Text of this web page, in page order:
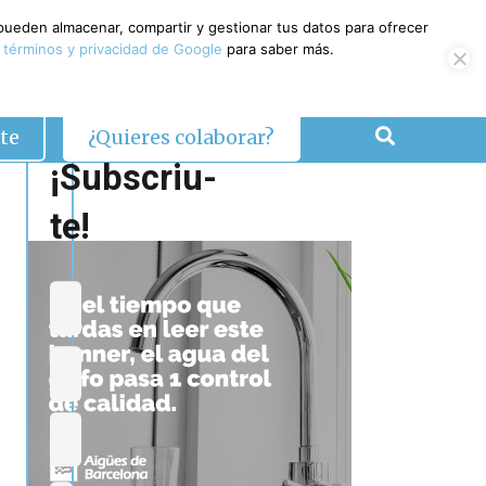
¿Quieres colaborar?
¡Subscriu-
te!
almacenar, compartir y gestionar tus datos para ofrecer
y privacidad de Google para saber más.